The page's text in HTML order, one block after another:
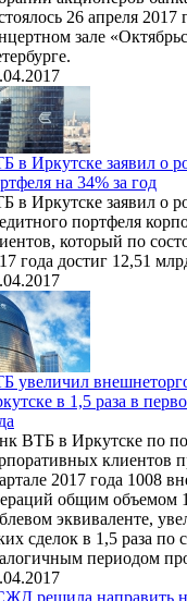
26 апреля
зале
в Иркутске заявил о
на 34% за год
в Иркутске заявил о
портфеля
который по
года достиг 12,51
увеличил
в 1,5 раза в
ВТБ в Иркутске по
клиентов
2017 года 1008
общим объемом
эквиваленте,
сделок в 1,5 раза по
периодом
решила направить